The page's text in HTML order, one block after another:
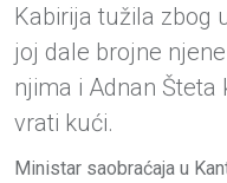
Kabirija tužila zbog
joj dale brojne
njima i Adnan Šteta
vrati kući.
Ministar saobraćaja u